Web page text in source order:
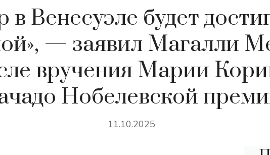
в Венесуэле будет
— заявил Магалли
вручения Марии
Нобелевской
11.10.2025